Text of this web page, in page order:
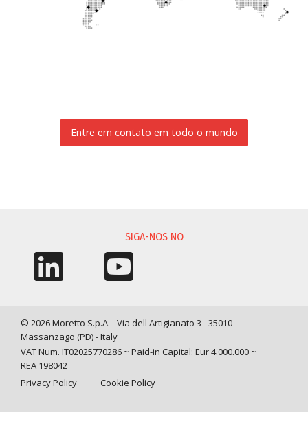
Entre em contato em todo o mundo
SIGA-NOS NO
© 2026 Moretto S.p.A. - Via dell'Artigianato 3 - 35010
Massanzago (PD) - Italy
VAT Num. IT02025770286 ~ Paid-in Capital: Eur 4.000.000 ~
REA 198042
Privacy Policy
Cookie Policy